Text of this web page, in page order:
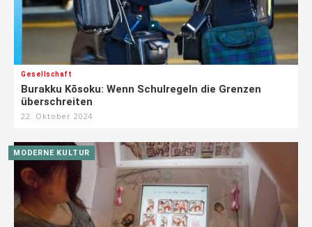
Gesellschaft
Burakku Kōsoku: Wenn Schulregeln die Grenzen
überschreiten
22. Oktober 2024
MODERNE KULTUR